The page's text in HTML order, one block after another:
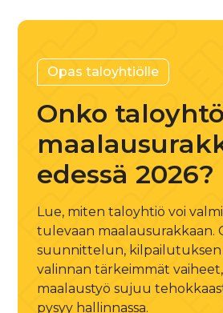
Opas taloyhtiölle
Onko
edessä 2026?
Lue, miten taloyhtiö voi
tulevaan maalausurakkaan.
suunnittelun, kilpailutuksen
valinnan tärkeimmät
maalaustyö sujuu
pysyy hallinnassa.